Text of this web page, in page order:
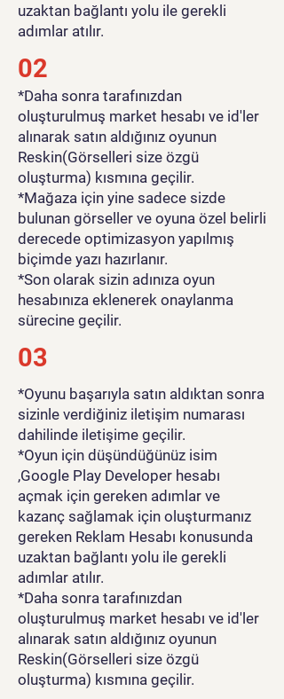
uzaktan bağlantı yolu ile gerekli
adımlar atılır.
02
*Daha sonra tarafınızdan
oluşturulmuş market hesabı ve id'ler
alınarak satın aldığınız oyunun
Reskin(Görselleri size özgü
oluşturma) kısmına geçilir.
*Mağaza için yine sadece sizde
bulunan görseller ve oyuna özel belirli
derecede optimizasyon yapılmış
biçimde yazı hazırlanır.
*Son olarak sizin adınıza oyun
hesabınıza eklenerek onaylanma
sürecine geçilir.
03
*Oyunu başarıyla satın aldıktan sonra
sizinle verdiğiniz iletişim numarası
dahilinde iletişime geçilir.
*Oyun için düşündüğünüz isim
,Google Play Developer hesabı
açmak için gereken adımlar ve
kazanç sağlamak için oluşturmanız
gereken Reklam Hesabı konusunda
uzaktan bağlantı yolu ile gerekli
adımlar atılır.
*Daha sonra tarafınızdan
oluşturulmuş market hesabı ve id'ler
alınarak satın aldığınız oyunun
Reskin(Görselleri size özgü
oluşturma) kısmına geçilir.